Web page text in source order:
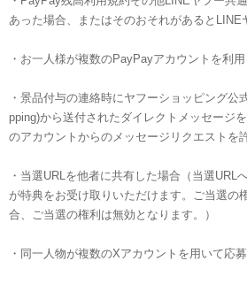
あった場合、またはそのおそれがあるとLINE
・お一人様が複数のPayPayアカウントを利
・景品付与の連絡時にヤフーショッピング公
pping)から送付されたダイレクトメッセージ
のアカウントからのメッセージリクエストを
・当選URLを他者に共有した場合（当選URL
が特典をお受け取りいただけます。ご当選の
合、ご当選の権利は無効となります。）
・同一人物が複数のXアカウントを用いて応